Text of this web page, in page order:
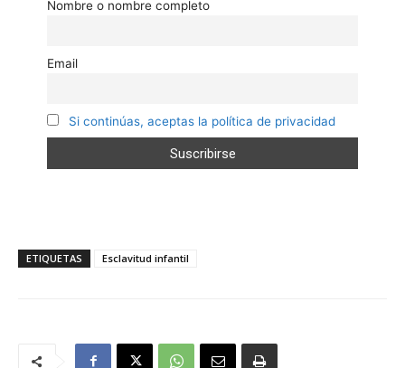
Nombre o nombre completo
Email
Si continúas, aceptas la política de privacidad
ETIQUETAS Esclavitud infantil